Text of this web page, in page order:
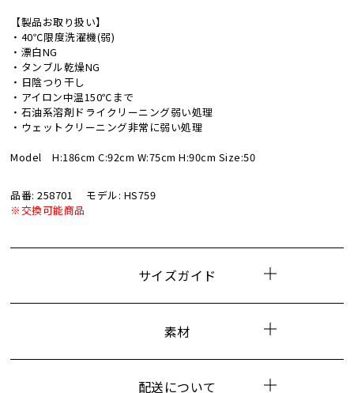
【製品お取り扱い】
・40℃限度洗濯機(弱)
・漂白NG
・タンブル乾燥NG
・日陰つり干し
・アイロン中温150℃まで
・石油系溶剤ドライクリーニング弱い処理
・ウェットクリーニング非常に弱い処理
Model H:186cm C:92cm W:75cm H:90cm Size:50
品番: 258701
モデル: HS759
※交換可能商品
サイズガイド
素材
配送について